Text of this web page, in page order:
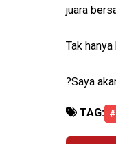
juara
Tak
?Saya
TAG: #